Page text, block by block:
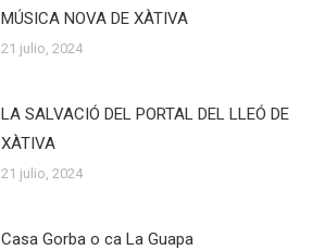
MÚSICA NOVA DE XÀTIVA
21 julio, 2024
LA SALVACIÓ DEL PORTAL DEL LLEÓ DE
XÀTIVA
21 julio, 2024
Casa Gorba o ca La Guapa